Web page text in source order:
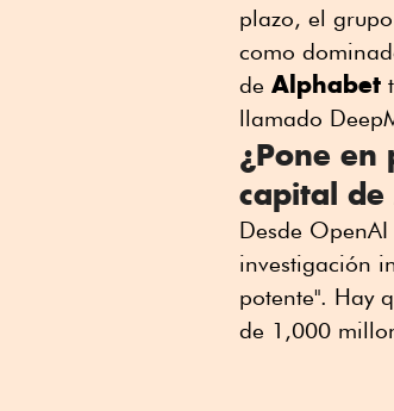
plazo, el
como
de Alphabet
llamado
¿Pone en
capital de
Desde
investigación
potente". Hay
de 1,000